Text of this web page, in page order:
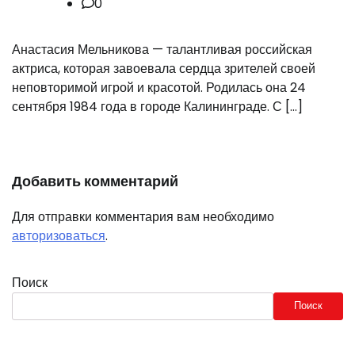
Анастасия Мельникова — талантливая российская
актриса, которая завоевала сердца зрителей своей
неповторимой игрой и красотой. Родилась она 24
сентября 1984 года в городе Калининграде. С […]
Добавить комментарий
Для отправки комментария вам необходимо
авторизоваться.
Поиск
Поиск